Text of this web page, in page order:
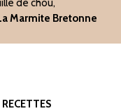
de chou,
Marmite Bretonne